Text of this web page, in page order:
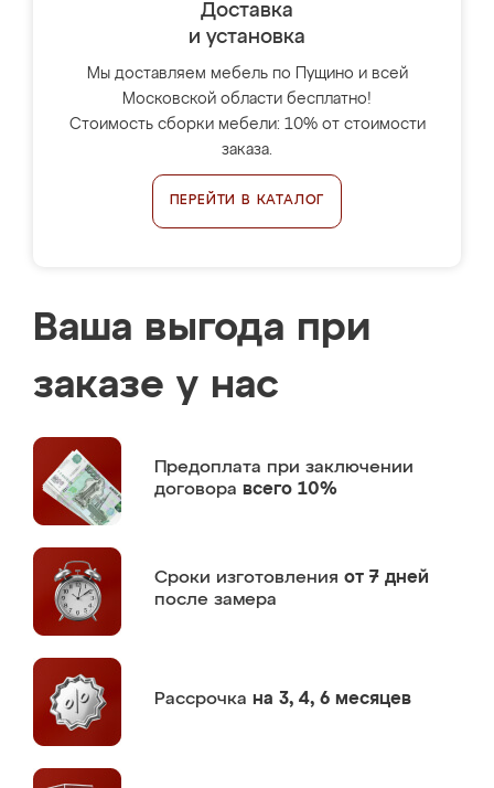
Доставка
и установка
Мы доставляем мебель по Пущино и всей
Московской области бесплатно!
Стоимость сборки мебели: 10% от стоимости
заказа.
ПЕРЕЙТИ В КАТАЛОГ
Ваша выгода при
заказе у нас
Предоплата при заключении
договора всего 10%
Сроки изготовления от 7 дней
после замера
Рассрочка на 3, 4, 6 месяцев